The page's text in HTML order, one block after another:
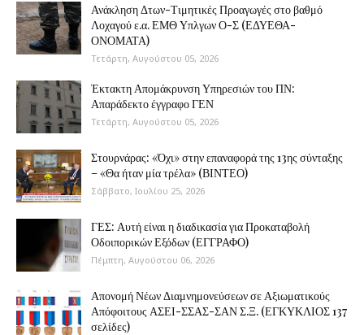
Ανάκληση Δτων-Τιμητικές Προαγωγές στο βαθμό
Λοχαγού ε.α. ΕΜΘ Υπλγων Ο-Σ (ΕΔΥΕΘΑ-
ΟΝΟΜΑΤΑ)
Τετάρτη, Αυγούστου 05, 2026
Έκτακτη Απομάκρυνση Υπηρεσιών του ΠΝ:
Απαράδεκτο έγγραφο ΓΕΝ
Τετάρτη, Αυγούστου 05, 2026
Στουρνάρας: «Όχι» στην επαναφορά της 13ης σύνταξης
– «Θα ήταν μία τρέλα» (ΒΙΝΤΕΟ)
Σάββατο, Ιουλίου 25, 2026
ΓΕΣ: Αυτή είναι η διαδικασία για Προκαταβολή
Οδοιπορικών Εξόδων (ΕΓΓΡΑΦΟ)
Πέμπτη, Αυγούστου 06, 2026
Απονομή Νέων Διαμνημονεύσεων σε Αξιωματικούς
Απόφοιτους ΑΣΕΙ-ΣΣΑΣ-ΣΑΝ Σ.Ξ. (ΕΓΚΥΚΛΙΟΣ 137
σελίδες)